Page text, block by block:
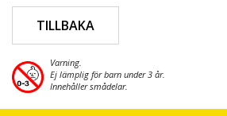
TILLBAKA
Varning.
Ej lämplig för barn under 3 år.
Innehåller smådelar.